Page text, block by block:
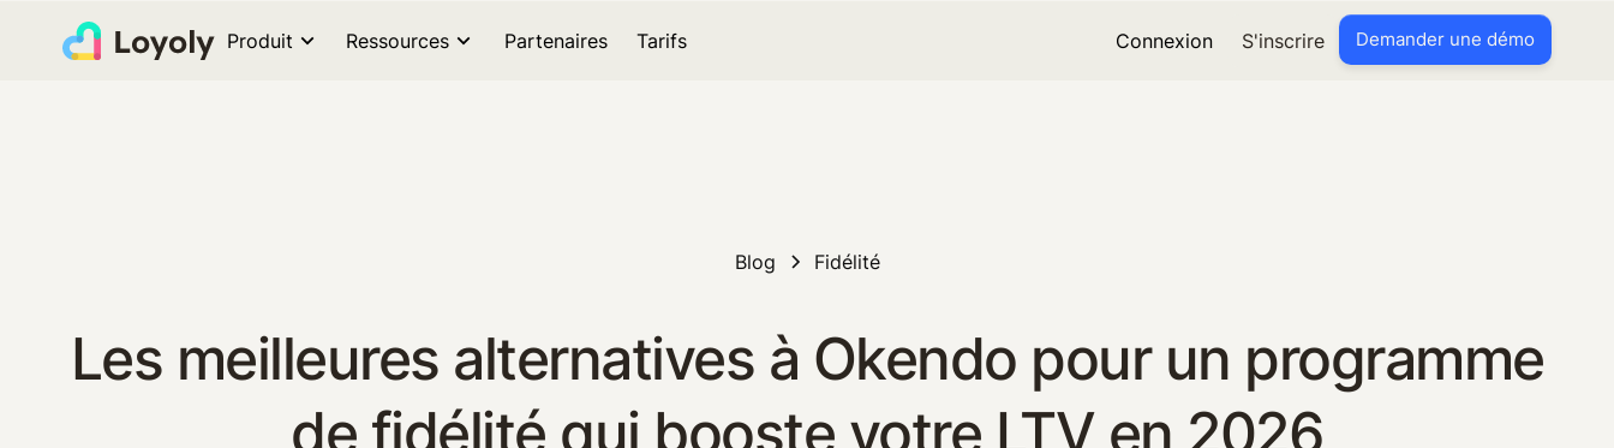
Produit Ressources Partenaires Tarifs Connexion S'inscrire Demander une démo
Blog Fidélité
Les meilleures alternatives à Okendo pour un programme
de fidélité qui booste votre LTV en 2026